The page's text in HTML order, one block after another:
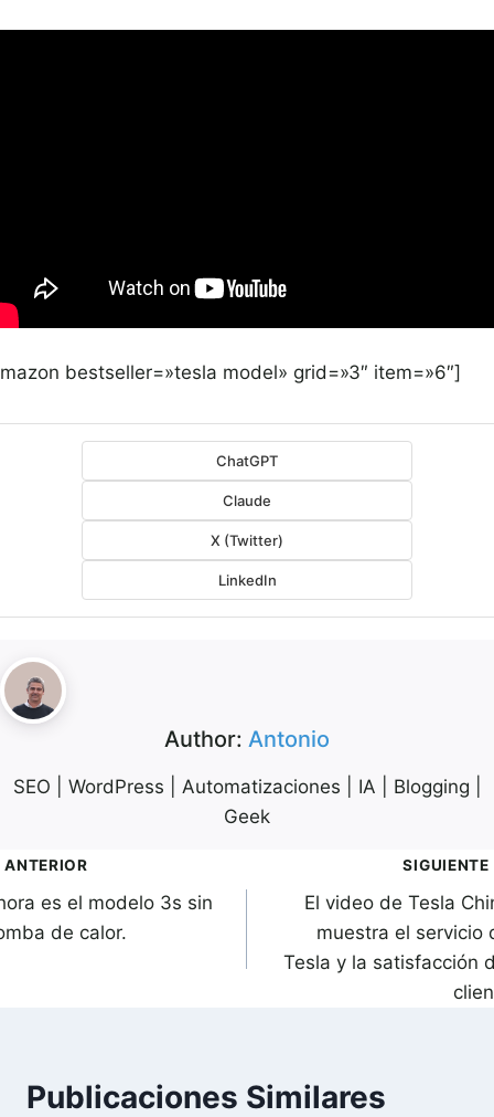
bestseller=»tesla model» grid=»3″ item=»6″]
ChatGPT
Claude
X (Twitter)
LinkedIn
Author: Antonio
SEO | WordPress | Automatizaciones | IA | Blogging |
Geek
ANTERIOR
es el modelo 3s sin
de calor.
SIGUIENTE
El video de Tesla
muestra el servicio
Tesla y la satisfacción
Publicaciones Similares